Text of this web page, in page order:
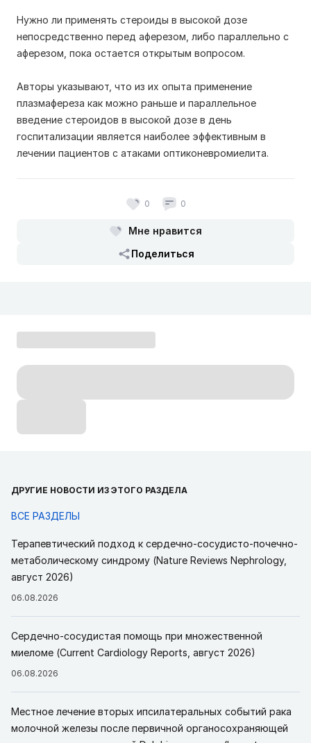
Нужно ли применять стероиды в высокой дозе
непосредственно перед аферезом, либо параллельно с
аферезом, пока остается открытым вопросом.
Авторы указывают, что из их опыта применение
плазмафереза как можно раньше и параллельное
введение стероидов в высокой дозе в день
госпитализации является наиболее эффективным в
лечении пациентов с атаками оптиконевромиелита.
0 0
Мне нравится
Поделиться
ДРУГИЕ НОВОСТИ ИЗ ЭТОГО РАЗДЕЛА
ВСЕ РАЗДЕЛЫ
Терапевтический подход к сердечно-сосудисто-почечно-
метаболическому синдрому (Nature Reviews Nephrology,
август 2026)
06.08.2026
Сердечно-сосудистая помощь при множественной
миеломе (Current Cardiology Reports, август 2026)
06.08.2026
Местное лечение вторых ипсилатеральных событий рака
молочной железы после первичной органосохраняющей